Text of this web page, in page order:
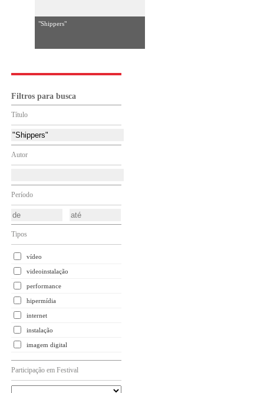
"Shippers"
Filtros para busca
Título
Autor
Período
Tipos
vídeo
videoinstalação
performance
hipermídia
internet
instalação
imagem digital
Participação em Festival